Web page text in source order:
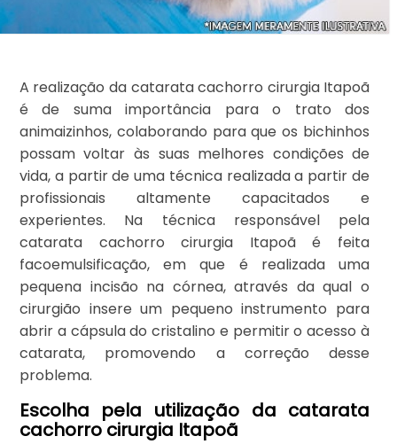
A realização da catarata cachorro cirurgia Itapoã
é de suma importância para o trato dos
animaizinhos, colaborando para que os bichinhos
possam voltar às suas melhores condições de
vida, a partir de uma técnica realizada a partir de
profissionais altamente capacitados e
experientes. Na técnica responsável pela
catarata cachorro cirurgia Itapoã é feita
facoemulsificação, em que é realizada uma
pequena incisão na córnea, através da qual o
cirurgião insere um pequeno instrumento para
abrir a cápsula do cristalino e permitir o acesso à
catarata, promovendo a correção desse
problema.
Escolha pela utilização da catarata
cachorro cirurgia Itapoã